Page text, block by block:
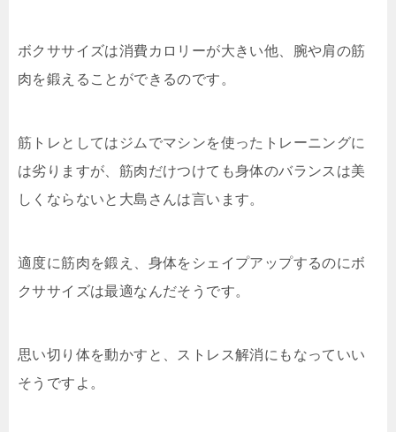
ボクササイズは消費カロリーが大きい他、腕や肩の筋
肉を鍛えることができるのです。
筋トレとしてはジムでマシンを使ったトレーニングに
は劣りますが、筋肉だけつけても身体のバランスは美
しくならないと大島さんは言います。
適度に筋肉を鍛え、身体をシェイプアップするのにボ
クササイズは最適なんだそうです。
思い切り体を動かすと、ストレス解消にもなっていい
そうですよ。